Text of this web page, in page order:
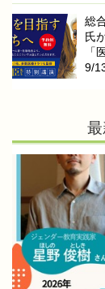
総
氏
「
9/